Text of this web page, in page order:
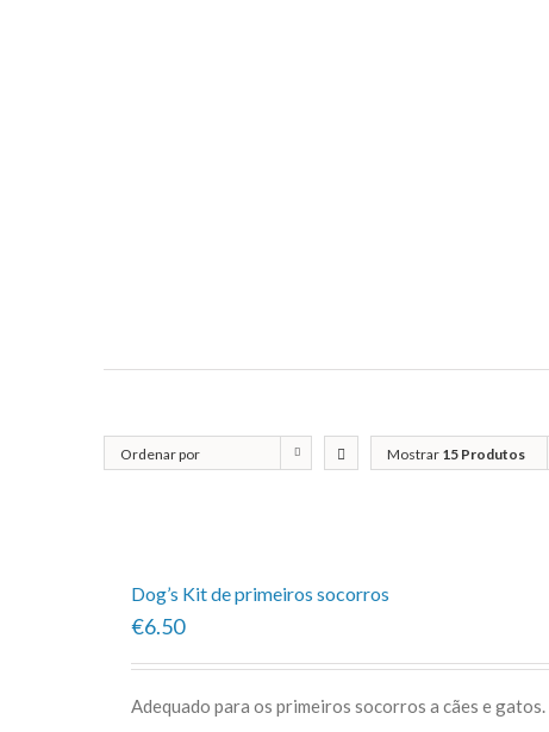
Ordenar por
Mostrar 15 Produtos
Dog’s Kit de primeiros socorros
€6.50
Adequado para os primeiros socorros a cães e gatos.